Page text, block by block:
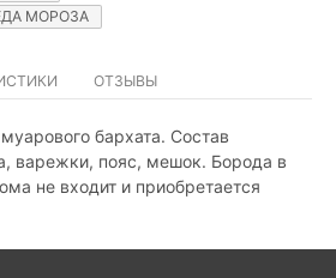
МОРОЗА
ОТЗЫВЫ
бархата. Состав
варежки, пояс, мешок. Борода в
не входит и приобретается